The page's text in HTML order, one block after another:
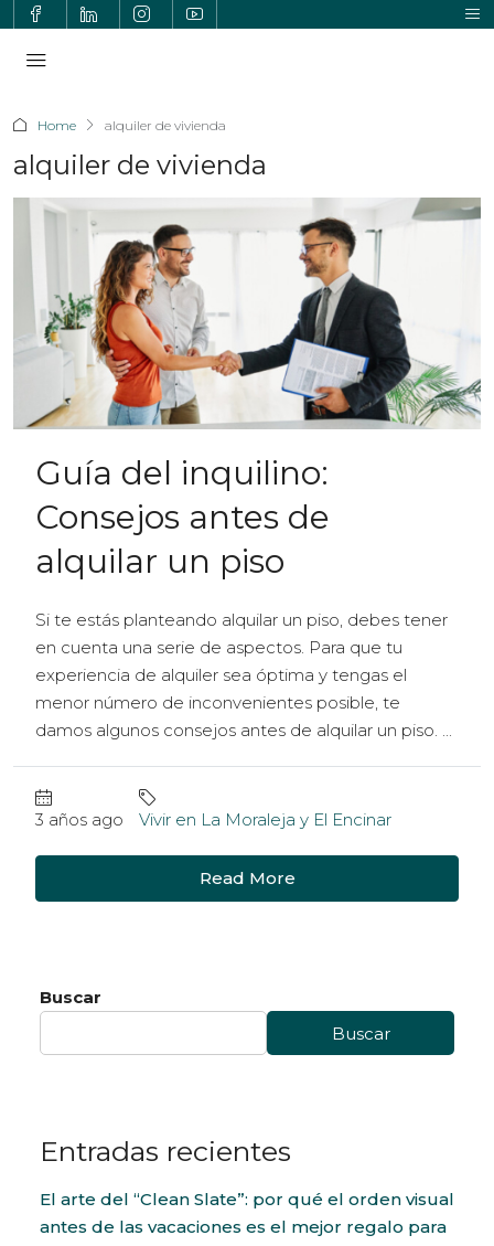
Home alquiler de vivienda
alquiler de vivienda
Guía del inquilino:
Consejos antes de
alquilar un piso
Si te estás planteando alquilar un piso, debes tener
en cuenta una serie de aspectos. Para que tu
experiencia de alquiler sea óptima y tengas el
menor número de inconvenientes posible, te
damos algunos consejos antes de alquilar un piso. ...
3 años ago Vivir en La Moraleja y El Encinar
Read More
Buscar
Buscar
Entradas recientes
El arte del “Clean Slate”: por qué el orden visual
antes de las vacaciones es el mejor regalo para